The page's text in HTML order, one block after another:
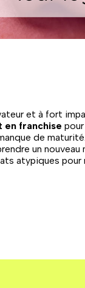
et à fort
en franchise
de maturité.
un
atypiques pour